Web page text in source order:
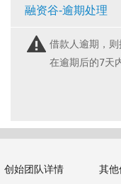
融资谷-逾期处理
借款人逾期，
在逾期后的7天
创始团队详情 其他